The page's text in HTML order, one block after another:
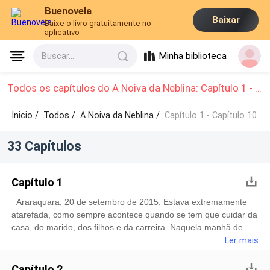
Buenovela
Baixe o livro gratuitamente no
aplicativo
Baixar
Buscar... Minha biblioteca
Todos os capítulos do A Noiva da Neblina: Capítulo 1 - Capítulo 10
Inicio / Todos/A Noiva da Neblina / Capítulo 1 - Capítulo 10
33 Capítulos
Capítulo 1
Araraquara, 20 de setembro de 2015. Estava extremamente
atarefada, como sempre acontece quando se tem que cuidar da
casa, do marido, dos filhos e da carreira. Naquela manhã de
segunda-feira, em particular, me encontrava ansiosa e meio
havia sonhado com ele umas duas vezes no máximo. E foi pra
Ler mais